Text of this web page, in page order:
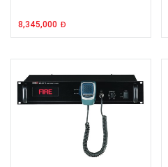
8,345,000 Đ